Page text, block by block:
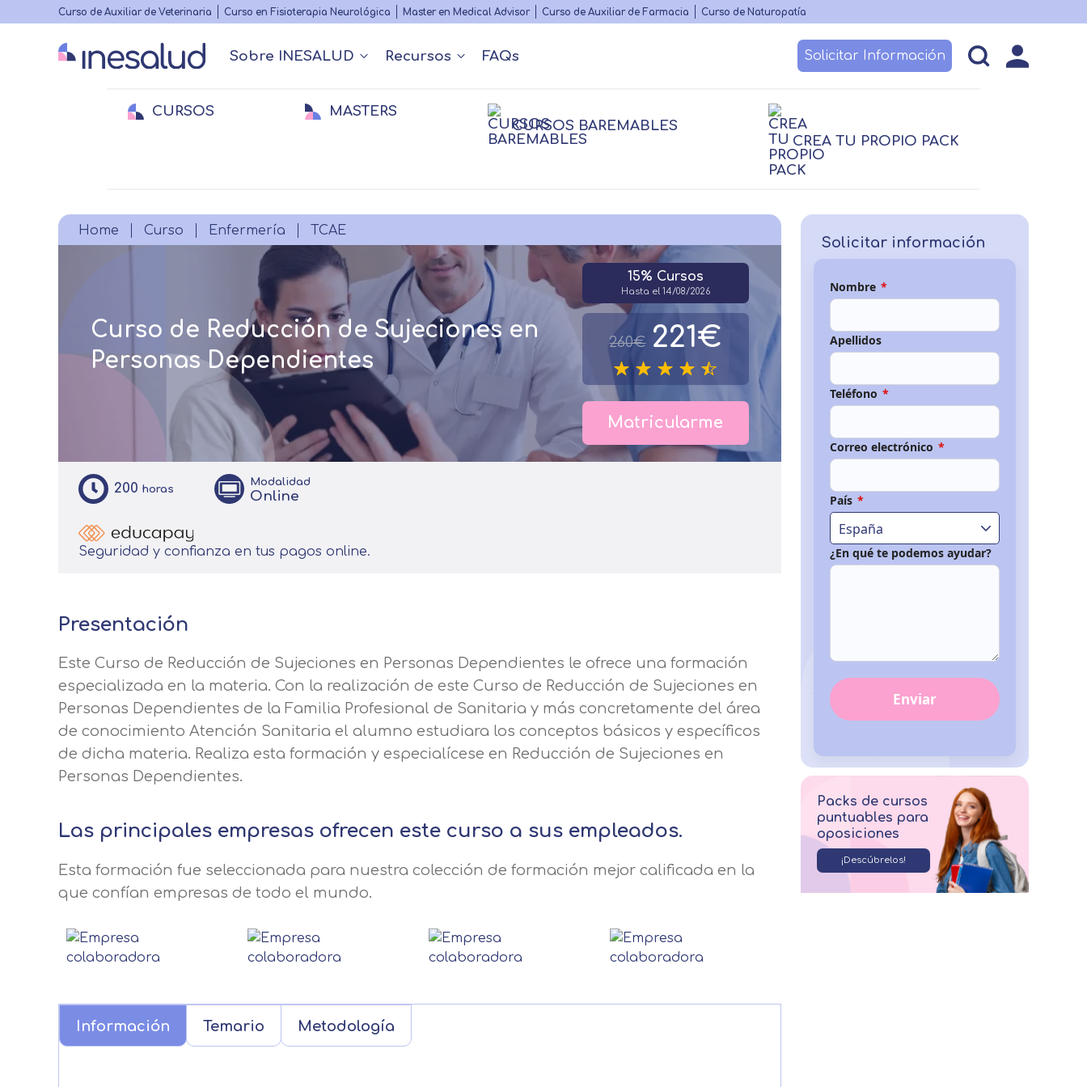
Skip
to
HighlightedCurso de Auxiliar de Veterinaria Curso en Fisioterapia Neurológica Master en Medical Advisor Curso de Auxiliar de Farmacia Curso de Naturopatía
Main
Sobre INESALUD
Quiénes somos Acreditaciones Nuestros contenidos Becas y financiación
Recursos
Actualidad Sanitaria Webinars y Podcast Diccionario Médico
FAQs Solicitar Información
Menu
CURSOS
Veterinaria Fisioterapia Logopedia Personal no sanitario TCAE
MASTERS
Veterinaria Fisioterapia Logopedia
CURSOS BAREMABLES
CREA TU PROPIO PACK
Breadcrumb
Home Curso Enfermería TCAE
Curso de Reducción de Sujeciones en
Personas Dependientes
15% Cursos
Hasta el 14/08/2026
260€ 221€
Matricularme
200 horas
Modalidad
Online
Seguridad y confianza en tus pagos online.
Presentación
Este Curso de Reducción de Sujeciones en Personas Dependientes le ofrece una formación
especializada en la materia. Con la realización de este Curso de Reducción de Sujeciones en
Personas Dependientes de la Familia Profesional de Sanitaria y más concretamente del área
de conocimiento Atención Sanitaria el alumno estudiara los conceptos básicos y específicos
de dicha materia. Realiza esta formación y especialícese en Reducción de Sujeciones en
Personas Dependientes.
Las principales empresas ofrecen este curso a sus empleados.
Esta formación fue seleccionada para nuestra colección de formación mejor calificada en la
que confían empresas de todo el mundo.
Información Temario Metodología
Solicitar información
Nombre *
Apellidos
Teléfono *
Correo electrónico *
País *
España
¿En qué te podemos ayudar?
Enviar
Packs de cursos
puntuables para
oposiciones
¡Descúbrelos!
Matricularme